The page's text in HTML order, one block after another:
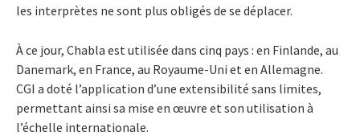
les interprètes ne sont plus obligés de se déplacer.
À ce jour, Chabla est utilisée dans cinq pays : en Finlande, au
Danemark, en France, au Royaume-Uni et en Allemagne.
CGI a doté l’application d’une extensibilité sans limites,
permettant ainsi sa mise en œuvre et son utilisation à
l’échelle internationale.